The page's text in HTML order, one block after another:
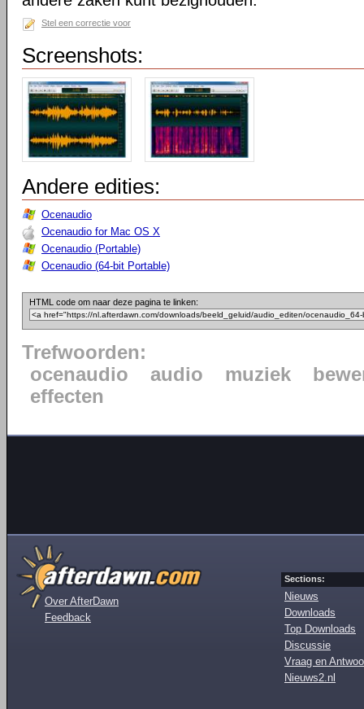
Stel een correctie voor
Screenshots:
Andere edities:
Ocenaudio
Ocenaudio for Mac OS X
Ocenaudio (Portable)
Ocenaudio (64-bit Portable)
HTML code om naar deze pagina te linken:
Trefwoorden:
ocenaudio
audio muziek
effecten
Over AfterDawn
Feedback
Sections:
Nieuws
Downloads
Top Downloads
Discussie
Vraag en
Nieuws2.nl